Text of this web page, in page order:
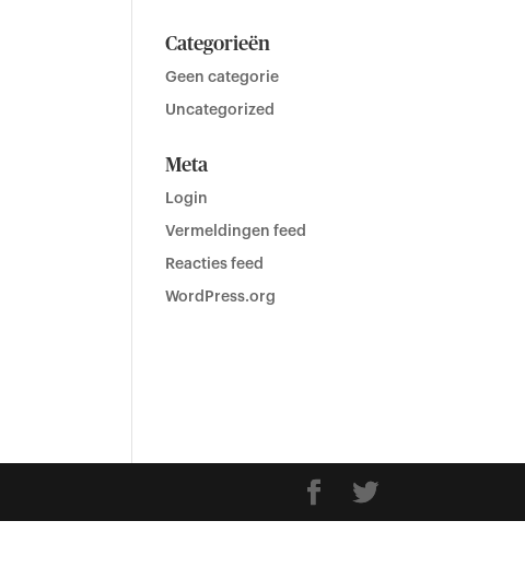
Categorieën
Geen categorie
Uncategorized
Meta
Login
Vermeldingen feed
Reacties feed
WordPress.org